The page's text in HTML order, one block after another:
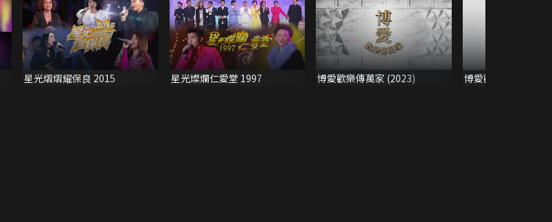
星光熠熠耀保良 2015 星光燦爛仁愛堂 1997 博愛歡樂傳萬家 (2023) 博愛歡樂傳萬家